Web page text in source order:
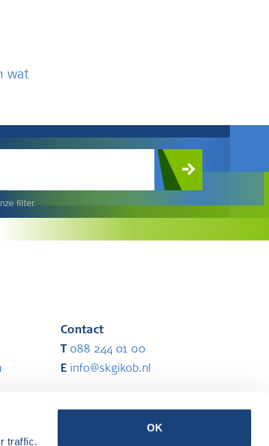
traffic.
OK
wat
filter.
Contact
088 244 01 00
Einfo@skgikob.nl
Partners